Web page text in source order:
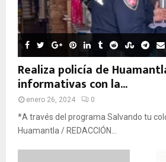
Realiza policía de
informativas con la...
enero 26, 2024 0
*A través del programa Salvando tu
Huamantla / REDACCIÓN...